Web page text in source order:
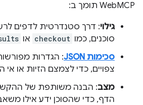
‫WebMCP תומך ב:
גילוי: דרך סטנדרטית לדפים
סוכנים, כמו checkout או
סכימות JSON
: הגדרות
צפויים, כדי לצמצם הזיות או אי
מצב: הבנה משותפת של
הדף, כדי שהסוכן ידע אילו